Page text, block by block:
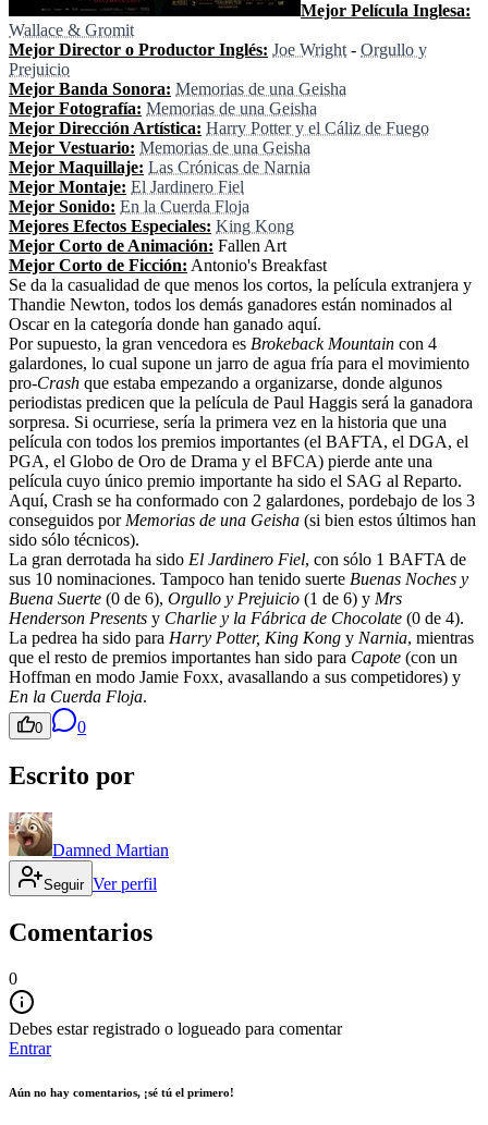
Mejor Película Inglesa:
Wallace & Gromit
Mejor Director o Productor Inglés: Joe Wright - Orgullo y
Prejuicio
Mejor Banda Sonora: Memorias de una Geisha
Mejor Fotografía: Memorias de una Geisha
Mejor Dirección Artística: Harry Potter y el Cáliz de Fuego
Mejor Vestuario: Memorias de una Geisha
Mejor Maquillaje: Las Crónicas de Narnia
Mejor Montaje: El Jardinero Fiel
Mejor Sonido: En la Cuerda Floja
Mejores Efectos Especiales: King Kong
Mejor Corto de Animación: Fallen Art
Mejor Corto de Ficción: Antonio's Breakfast
Se da la casualidad de que menos los cortos, la película extranjera y
Thandie Newton, todos los demás ganadores están nominados al
Oscar en la categoría donde han ganado aquí.
Por supuesto, la gran vencedora es Brokeback Mountain con 4
galardones, lo cual supone un jarro de agua fría para el movimiento
pro-Crash que estaba empezando a organizarse, donde algunos
periodistas predicen que la película de Paul Haggis será la ganadora
sorpresa. Si ocurriese, sería la primera vez en la historia que una
película con todos los premios importantes (el BAFTA, el DGA, el
PGA, el Globo de Oro de Drama y el BFCA) pierde ante una
película cuyo único premio importante ha sido el SAG al Reparto.
Aquí, Crash se ha conformado con 2 galardones, pordebajo de los 3
conseguidos por Memorias de una Geisha (si bien estos últimos han
sido sólo técnicos).
La gran derrotada ha sido El Jardinero Fiel, con sólo 1 BAFTA de
sus 10 nominaciones. Tampoco han tenido suerte Buenas Noches y
Buena Suerte (0 de 6), Orgullo y Prejuicio (1 de 6) y Mrs
Henderson Presents y Charlie y la Fábrica de Chocolate (0 de 4).
La pedrea ha sido para Harry Potter, King Kong y Narnia, mientras
que el resto de premios importantes han sido para Capote (con un
Hoffman en modo Jamie Foxx, avasallando a sus competidores) y
En la Cuerda Floja.
0 0
Escrito por
Damned Martian
Seguir Ver perfil
Comentarios
0
Debes estar registrado o logueado para comentar
Entrar
Aún no hay comentarios, ¡sé tú el primero!